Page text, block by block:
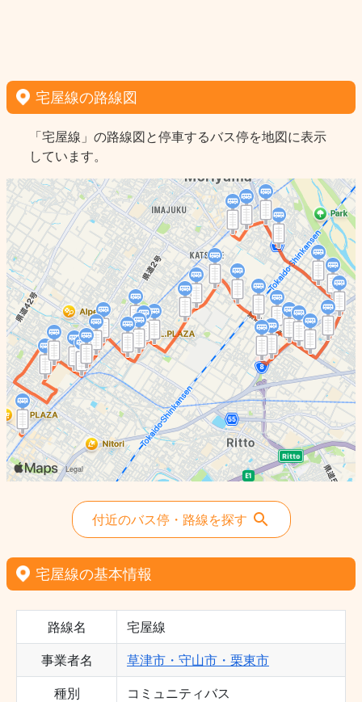
宅屋線の路線図
「宅屋線」の路線図と停車するバス停を地図に表示
しています。
付近のバス停・路線を探す
宅屋線の基本情報
路線名 宅屋線
事業者名 草津市・守山市・栗東市
種別 コミュニティバス